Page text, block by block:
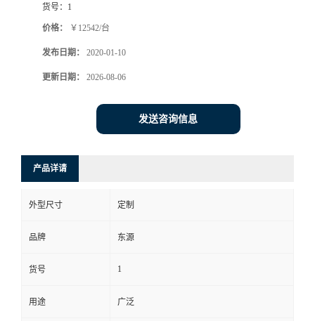
货号： 1
价格： ￥12542/台
发布日期： 2020-01-10
更新日期： 2026-08-06
发送咨询信息
产品详请
外型尺寸 定制
品牌 东源
货号 1
用途 广泛